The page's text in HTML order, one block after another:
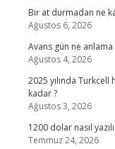
Bir at durmadan ne
Ağustos 6, 2026
Avans gün ne anlama
Ağustos 4, 2026
2025 yılında
kadar ?
Ağustos 3, 2026
1200 dolar nasıl
Temmuz 24, 2026